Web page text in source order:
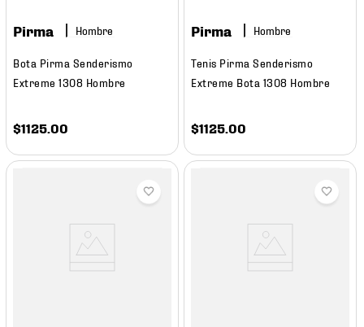
Pirma Hombre
Bota Pirma Senderismo
Extreme 1308 Hombre
$1125 .00
Pirma Hombre
Tenis Pirma Senderismo
Extreme Bota 1308 Hombre
$1125 .00